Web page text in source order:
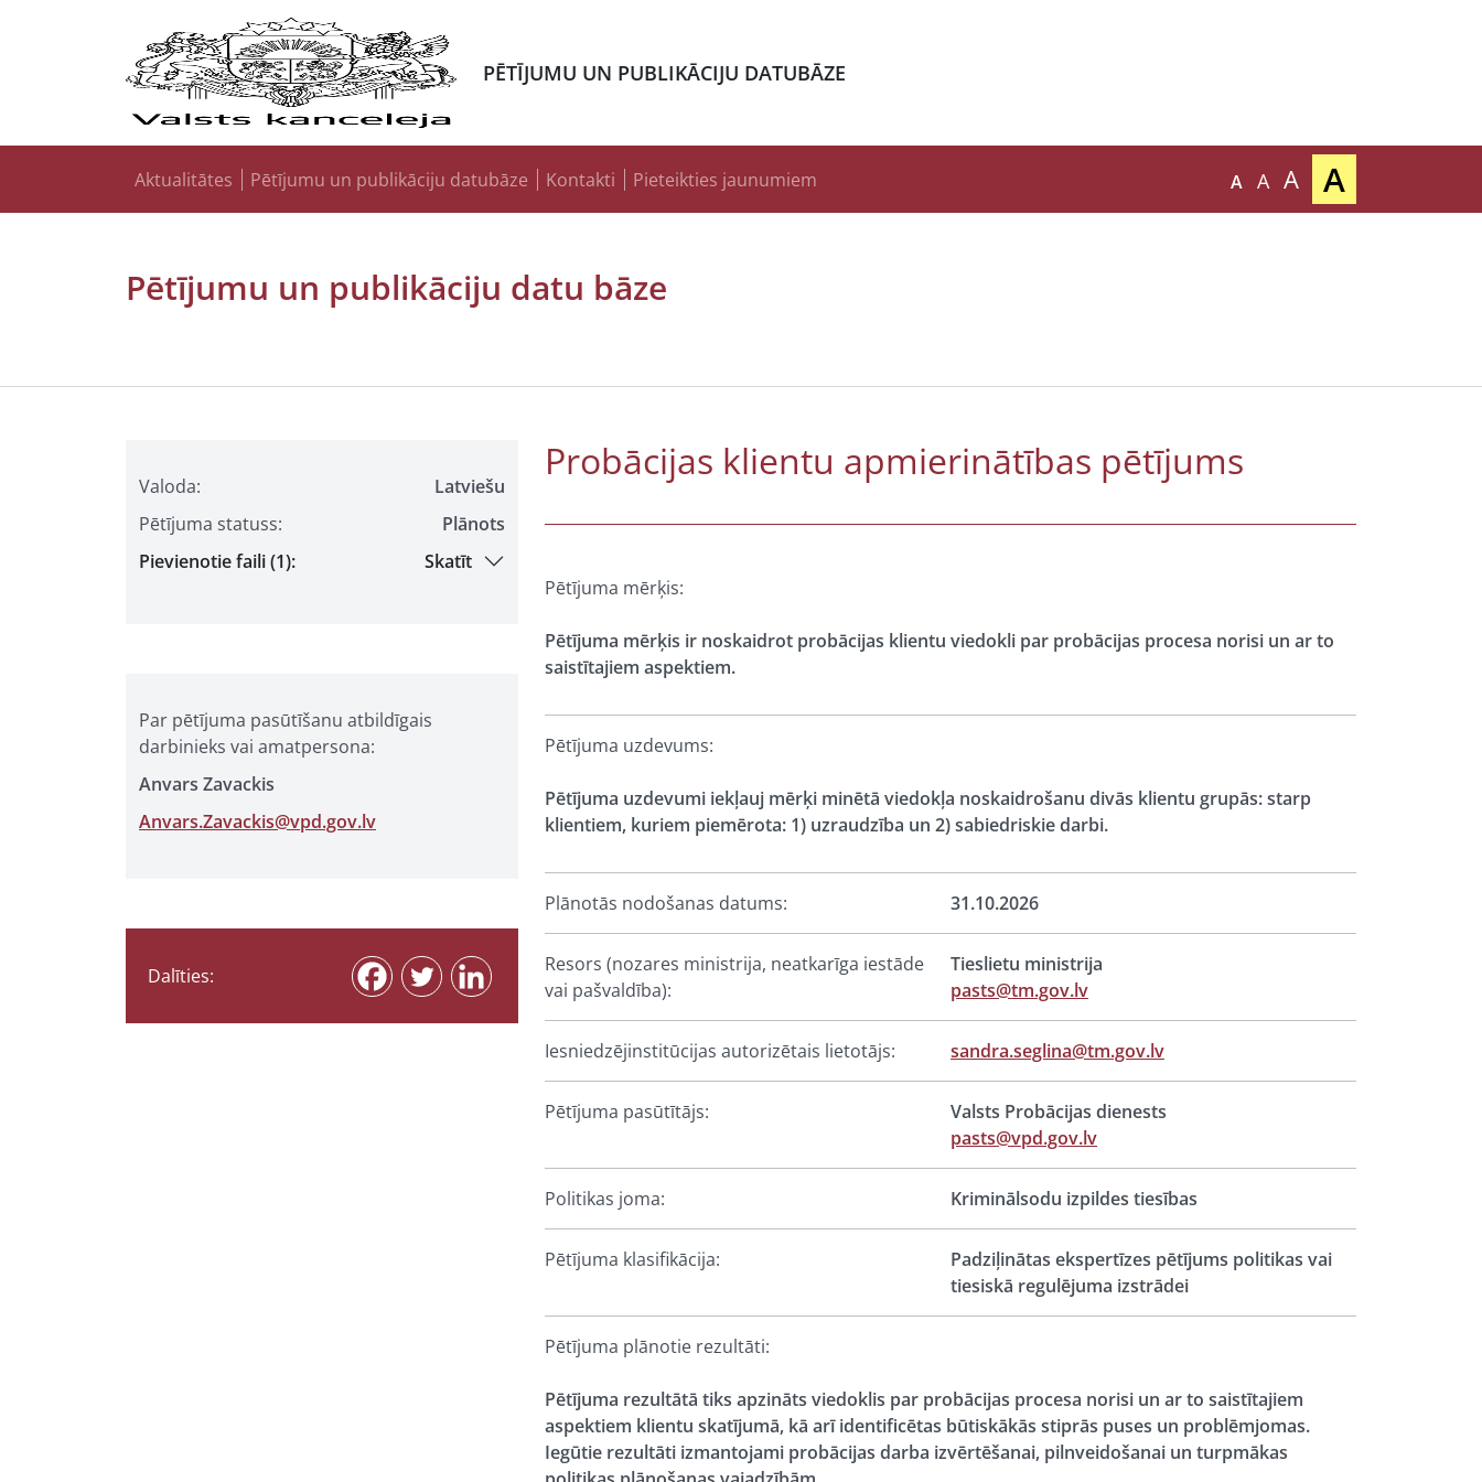
PĒTĪJUMU UN PUBLIKĀCIJU DATUBĀZE
Aktualitātes Pētījumu un publikāciju datubāze Kontakti Pieteikties jaunumiem A A A A
Pētījumu un publikāciju datu bāze
Valoda:
Latviešu
Pētījuma statuss:
Plānots
Pievienotie faili (1):
Skatīt
Par pētījuma pasūtīšanu atbildīgais
darbinieks vai amatpersona:
Anvars Zavackis
Anvars.Zavackis@vpd.gov.lv
Dalīties:
Probācijas klientu apmierinātības pētījums
Pētījuma mērķis:
Pētījuma mērķis ir noskaidrot probācijas klientu viedokli par probācijas procesa norisi un ar to
saistītajiem aspektiem.
Pētījuma uzdevums:
Pētījuma uzdevumi iekļauj mērķi minētā viedokļa noskaidrošanu divās klientu grupās: starp
klientiem, kuriem piemērota: 1) uzraudzība un 2) sabiedriskie darbi.
Plānotās nodošanas datums: 31.10.2026
Resors (nozares ministrija, neatkarīga iestāde
vai pašvaldība):
Tieslietu ministrija
pasts@tm.gov.lv
Iesniedzējinstitūcijas autorizētais lietotājs: sandra.seglina@tm.gov.lv
Pētījuma pasūtītājs:
Valsts Probācijas dienests
pasts@vpd.gov.lv
Politikas joma: Kriminālsodu izpildes tiesības
Pētījuma klasifikācija:
Padziļinātas ekspertīzes pētījums politikas vai
tiesiskā regulējuma izstrādei
Pētījuma plānotie rezultāti:
Pētījuma rezultātā tiks apzināts viedoklis par probācijas procesa norisi un ar to saistītajiem
aspektiem klientu skatījumā, kā arī identificētas būtiskākās stiprās puses un problēmjomas.
Iegūtie rezultāti izmantojami probācijas darba izvērtēšanai, pilnveidošanai un turpmākas